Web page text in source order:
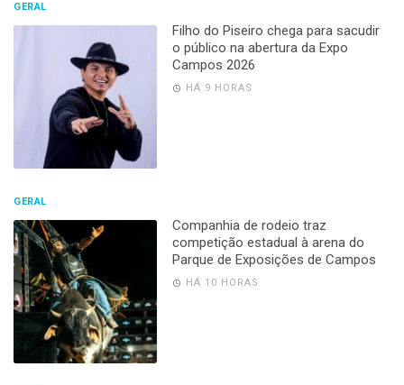
GERAL
Filho do Piseiro chega para sacudir
o público na abertura da Expo
Campos 2026
HÁ 9 HORAS
GERAL
Companhia de rodeio traz
competição estadual à arena do
Parque de Exposições de Campos
HÁ 10 HORAS